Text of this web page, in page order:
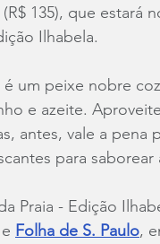
(R$ 135), que estará
Ilhabela.
um peixe nobre
e azeite.
antes, vale a pena
para saborear
Praia - Edição
e Folha de S. Paulo,